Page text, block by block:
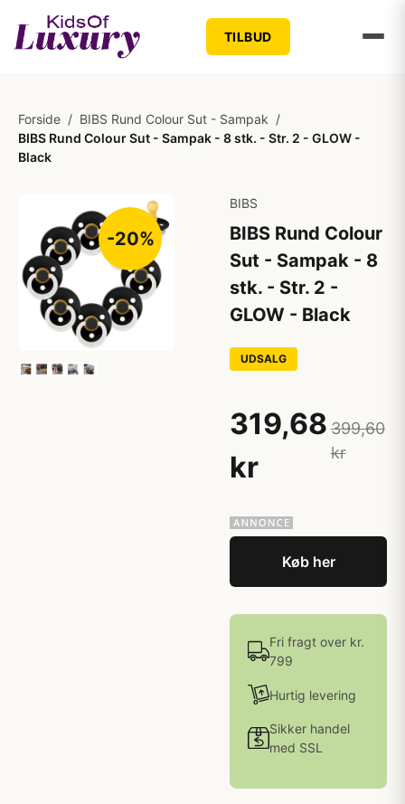
TILBUD
Forside / BIBS Rund Colour Sut - Sampak /
BIBS Rund Colour Sut - Sampak - 8 stk. - Str. 2 - GLOW -
Black
-20%
BIBS
BIBS Rund Colour
Sut - Sampak - 8
stk. - Str. 2 -
GLOW - Black
UDSALG
319,68
kr
399,60
kr
Køb her
Fri fragt over kr.
799
Hurtig levering
Sikker handel
med SSL